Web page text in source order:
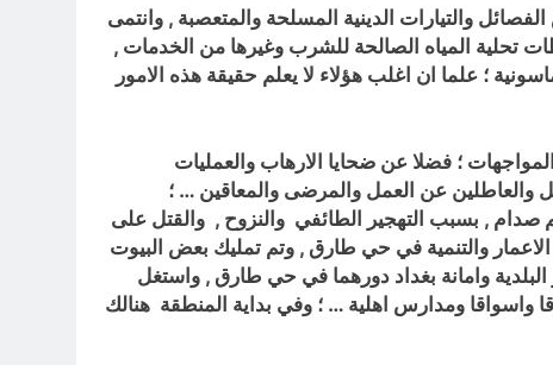
, وانتشرت بعض الفصائل والتيارات الدينية المسلحة والمتعصبة , وانتمى
تحلية المياه الصالحة للشرب وغيرها من الخدمات ,
؛ علما ان اغلب هؤلاء لا يعلم حقيقة هذه الامور
؛ فضلا عن ضحايا الارهاب والعمليات
والعاطلين عن العمل والمرضى والمعاقين … ؛
صدام , بسبب التهجير الطائفي والنزوح , والقتل على
والتنمية في حي طارق , وتم تمليك بعض البيوت
وامانة بغداد دورهما في حي طارق , وا ستغل
ومدارس اهلية … ؛ وفي بداية المنطقة هنالك